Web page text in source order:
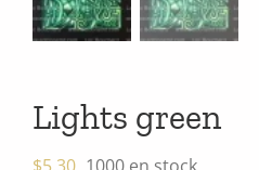
Lights green